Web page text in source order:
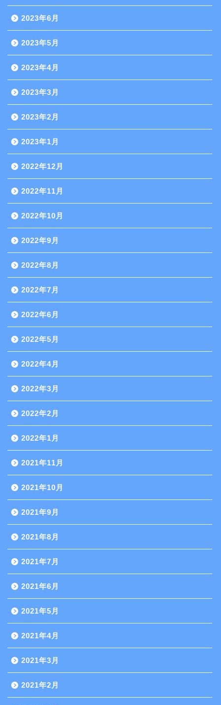
2023年6月
2023年5月
2023年4月
2023年3月
2023年2月
2023年1月
2022年12月
2022年11月
2022年10月
2022年9月
2022年8月
2022年7月
2022年6月
2022年5月
2022年4月
2022年3月
2022年2月
2022年1月
2021年11月
2021年10月
2021年9月
2021年8月
2021年7月
2021年6月
2021年5月
2021年4月
2021年3月
2021年2月